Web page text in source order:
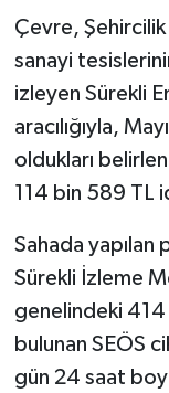
Çevre, Şehircilik
sanayi
izleyen Sürekli
aracılığıyla,
oldukları
114 bin 589 TL
Sahada yapılan
Sürekli İzleme
genelindeki
bulunan SEÖS
gün 24 saat